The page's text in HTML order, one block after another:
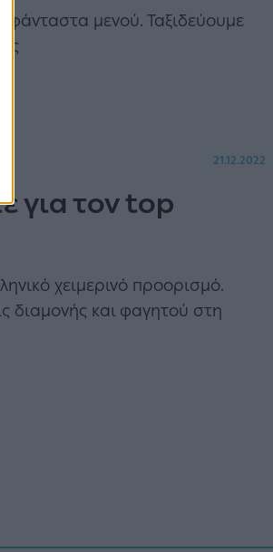
μενού. Ταξιδεύουμε
21.12.2022
για τον top
χειμερινό προορισμό.
διαμονής και φαγητού στη